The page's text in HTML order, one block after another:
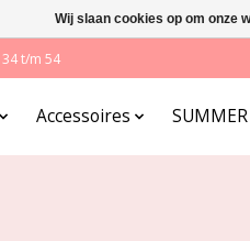
t/m 54
Accessoires SUMMER
Wij slaan cookies op om onze